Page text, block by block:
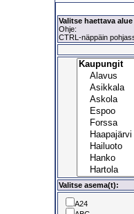
Valitse haettava
Ohje:
CTRL-näppäin
Valitse asema(t):
A24